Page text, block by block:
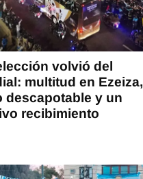
volvió del
multitud en Ezeiza,
descapotable y un
recibimiento